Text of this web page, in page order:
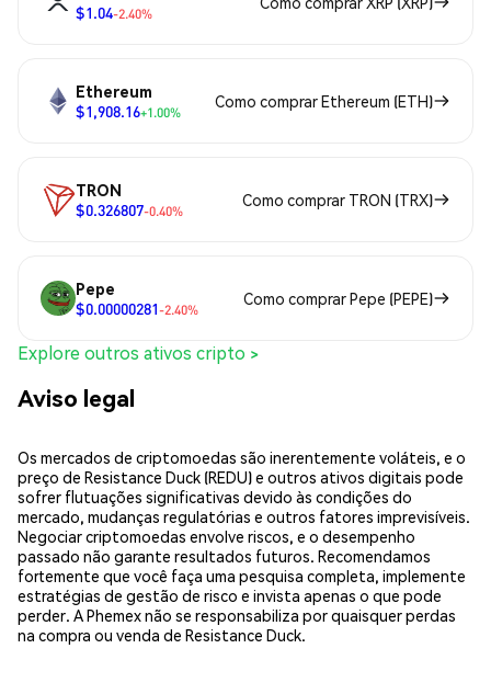
$1.04-2.40%
Ethereum
$1,908.16+1.00%
Como comprar Ethereum (ETH)
TRON
$0.326807-0.40%
Como comprar TRON (TRX)
Pepe
$0.00000281-2.40%
Como comprar Pepe (PEPE)
Explore outros ativos cripto >
Aviso legal
Os mercados de criptomoedas são inerentemente voláteis, e o
preço de Resistance Duck (REDU) e outros ativos digitais pode
sofrer flutuações significativas devido às condições do
mercado, mudanças regulatórias e outros fatores imprevisíveis.
Negociar criptomoedas envolve riscos, e o desempenho
passado não garante resultados futuros. Recomendamos
fortemente que você faça uma pesquisa completa, implemente
estratégias de gestão de risco e invista apenas o que pode
perder. A Phemex não se responsabiliza por quaisquer perdas
na compra ou venda de Resistance Duck.